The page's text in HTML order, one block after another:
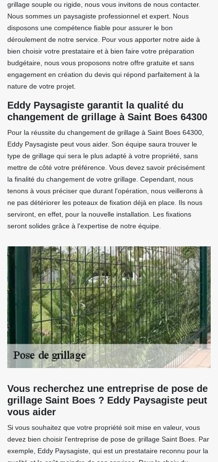
grillage souple ou rigide, nous vous invitons de nous contacter.
Nous sommes un paysagiste professionnel et expert. Nous
disposons une compétence fiable pour assurer le bon
déroulement de notre service. Pour vous apporter notre aide à
bien choisir votre prestataire et à bien faire votre préparation
budgétaire, nous vous proposons notre offre gratuite et sans
engagement en création du devis qui répond parfaitement à la
nature de votre projet.
Eddy Paysagiste garantit la qualité du
changement de grillage à Saint Boes 64300
Pour la réussite du changement de grillage à Saint Boes 64300,
Eddy Paysagiste peut vous aider. Son équipe saura trouver le
type de grillage qui sera le plus adapté à votre propriété, sans
mettre de côté votre préférence. Vous devez savoir précisément
la finalité du changement de votre grillage. Cependant, nous
tenons à vous préciser que durant l'opération, nous veillerons à
ne pas détériorer les poteaux de fixation déjà en place. Ils nous
serviront, en effet, pour la nouvelle installation. Les fixations
seront solides grâce à l'expertise de notre équipe.
Vous recherchez une entreprise de pose de
grillage Saint Boes ? Eddy Paysagiste peut
vous aider
Si vous souhaitez que votre propriété soit mise en valeur, vous
devez bien choisir l'entreprise de pose de grillage Saint Boes. Par
exemple, Eddy Paysagiste, qui est un prestataire reconnu pour la